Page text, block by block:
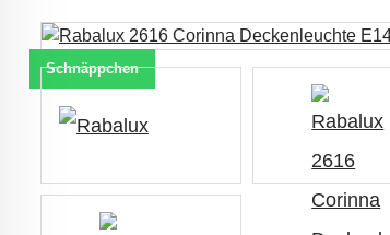
Schnäppchen